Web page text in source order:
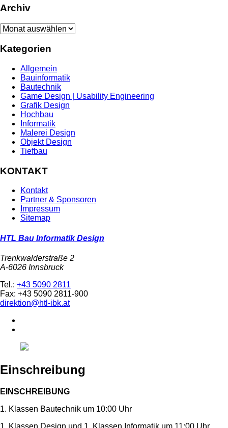
Archiv
Archiv
Kategorien
Allgemein
Bauinformatik
Bautechnik
Game Design | Usability Engineering
Grafik Design
Hochbau
Informatik
Malerei Design
Objekt Design
Tiefbau
KONTAKT
Kontakt
Partner & Sponsoren
Impressum
Sitemap
HTL Bau Informatik Design
Trenkwalderstraße 2
A-6026 Innsbruck
Tel.: +43 5090 2811
Fax: +43 5090 2811-900
direktion@htl-ibk.at
Einschreibung
EINSCHREIBUNG
1. Klassen Bautechnik um 10:00 Uhr
1. Klassen Design und 1. Klassen Informatik um 11:00 Uhr